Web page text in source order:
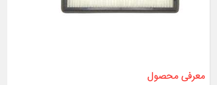
معرفی محصول